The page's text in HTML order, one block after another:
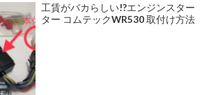
工賃がバカらしい!?エンジンスター
ター コムテックWR530 取付け方法